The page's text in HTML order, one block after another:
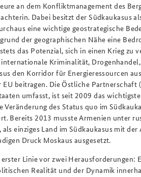
an dem Konfliktmanagement des
Dabei besitzt der Südkaukasus
eine wichtige geostrategische
der geographischen Nähe eine
das Potenzial, sich in einen Krieg zu
Kriminalität,
den Korridor für Energieressourcen
beitragen. Die Östliche Partnerschaft
umfasst, ist seit 2009 das
des Status quo im
Bereits 2013 musste Armenien unter
einziges Land im Südkaukasus mit
Druck Moskaus ausgesetzt.
Linie vor zwei Herausforderungen:
Realität und der Dynamik